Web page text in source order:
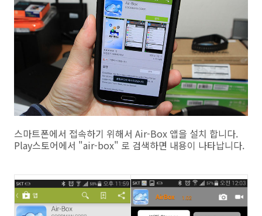
스마트폰에서 접속하기 위해서 Air-Box 앱을 설치 합니다.
Play스토어에서 "air-box" 로 검색하면 내용이 나타납니다.